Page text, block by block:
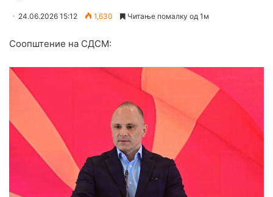
24.06.2026 15:12 1,630 Читање помалку од 1м
Соопштение на СДСМ: